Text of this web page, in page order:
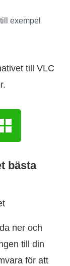
exempel
till VLC
bästa
ner och
till din
för att